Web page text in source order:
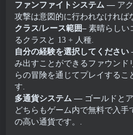
ファンファイトシステム — ア
攻撃は意図的に行われなければ
クラス/レース範囲– 素晴らしい
るクラスと 13 + 人種.
自分の経験を選択してください
み出すことができるファウン
らの冒険を通じてプレイするこ
す.
多通貨システム — ゴールドと
どちらもゲーム内で無料で入
の高い通貨です。.